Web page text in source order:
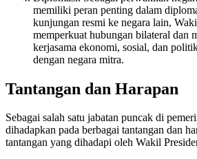
memiliki peran penting dalam
kunjungan resmi ke negara lain,
memperkuat hubungan bilateral dan
kerjasama ekonomi, sosial, dan
dengan negara mitra.
Tantangan dan Harapan
Sebagai salah satu jabatan puncak di
dihadapkan pada berbagai tantangan dan
tantangan yang dihadapi oleh Wakil